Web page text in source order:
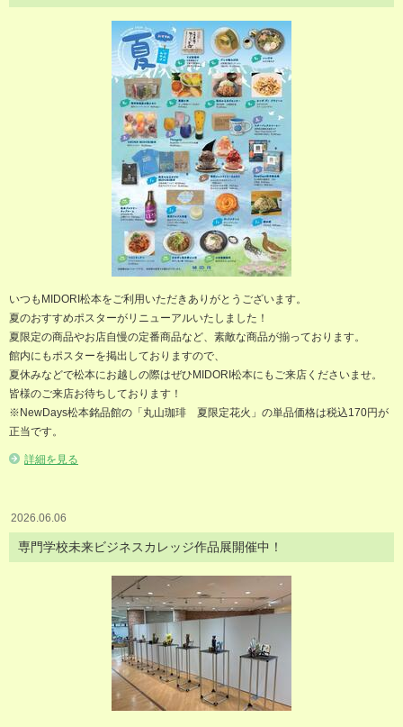
いつもMIDORI松本をご利用いただきありがとうございます。
夏のおすすめポスターがリニューアルいたしました！
夏限定の商品やお店自慢の定番商品など、素敵な商品が揃っております。
館内にもポスターを掲出しておりますので、
夏休みなどで松本にお越しの際はぜひMIDORI松本にもご来店くださいませ。
皆様のご来店お待ちしております！
※NewDays松本銘品館の「丸山珈琲 夏限定花火」の単品価格は税込170円が
正当です。
詳細を見る
2026.06.06
専門学校未来ビジネスカレッジ作品展開催中！